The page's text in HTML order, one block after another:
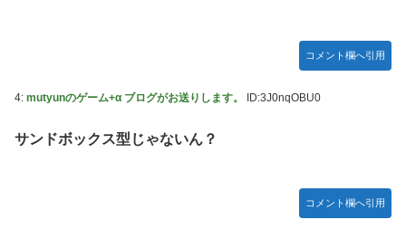
【日向坂46】Zepp Osaka、客席が想像以上にヤバい…
【艦これ】今回ソ連艦てまたユーロの仲間入りしとんのか
wwwwwwwwwwwww
まったディズニー信者、帰国後『本家』に失望する事態に
コメント欄へ引用
4: mutyunのゲーム+α ブログがお送りします。 ID:3J0nqOBU0
サンドボックス型じゃないん？
コメント欄へ引用